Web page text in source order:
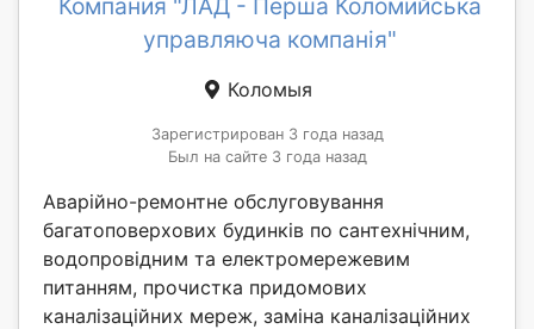
Компания "ЛАД - Перша Коломийська
управляюча компанія"
Коломыя
Зарегистрирован 3 года назад
Был на сайте 3 года назад
Аварійно-ремонтне обслуговування
багатоповерхових будинків по сантехнічним,
водопровідним та електромережевим
питанням, прочистка придомових
каналізаційних мереж, заміна каналізаційних